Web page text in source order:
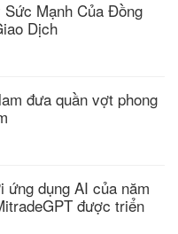
chính
Mạnh Của Đồng
Dịch
đưa quần vợt phong
ứng dụng AI của năm
được triển